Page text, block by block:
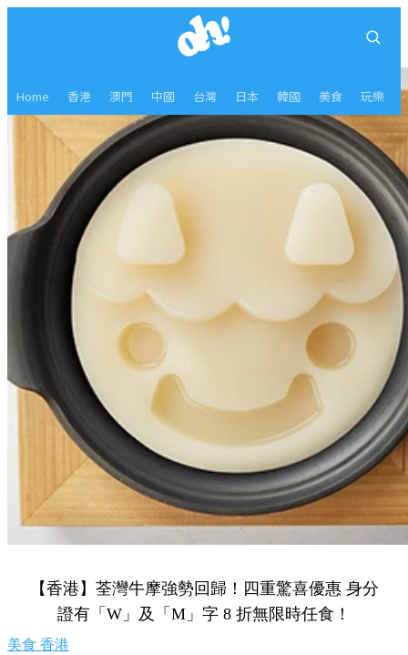
Home 香港 澳門 中國 台灣 日本 韓國 美食 玩樂
【香港】荃灣牛摩強勢回歸！四重驚喜優惠 身分
證有「W」及「M」字 8 折無限時任食！
美食 香港